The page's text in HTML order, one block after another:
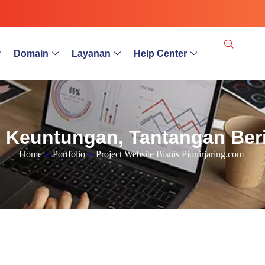
Domain Layanan Help Center
Tantangan
Home » Portfolio » Project Website Bisnis Pionirjaring.com